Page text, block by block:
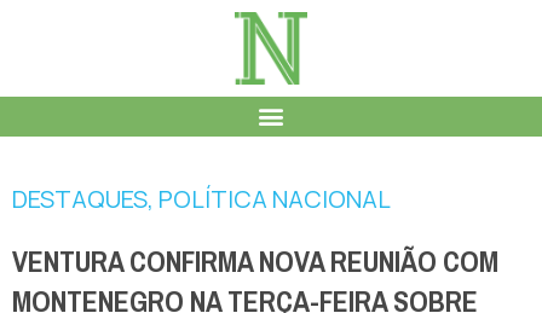
DESTAQUES, POLÍTICA NACIONAL
VENTURA CONFIRMA NOVA REUNIÃO COM
MONTENEGRO NA TERÇA-FEIRA SOBRE